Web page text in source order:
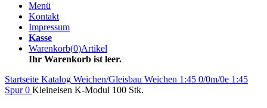
Menü
Kontakt
Impressum
Kasse
Warenkorb(0)Artikel
Ihr Warenkorb ist leer.
Startseite Katalog Weichen/Gleisbau Weichen 1:45 0/0m/0e 1:45
Spur 0 Kleineisen K-Modul 100 Stk.